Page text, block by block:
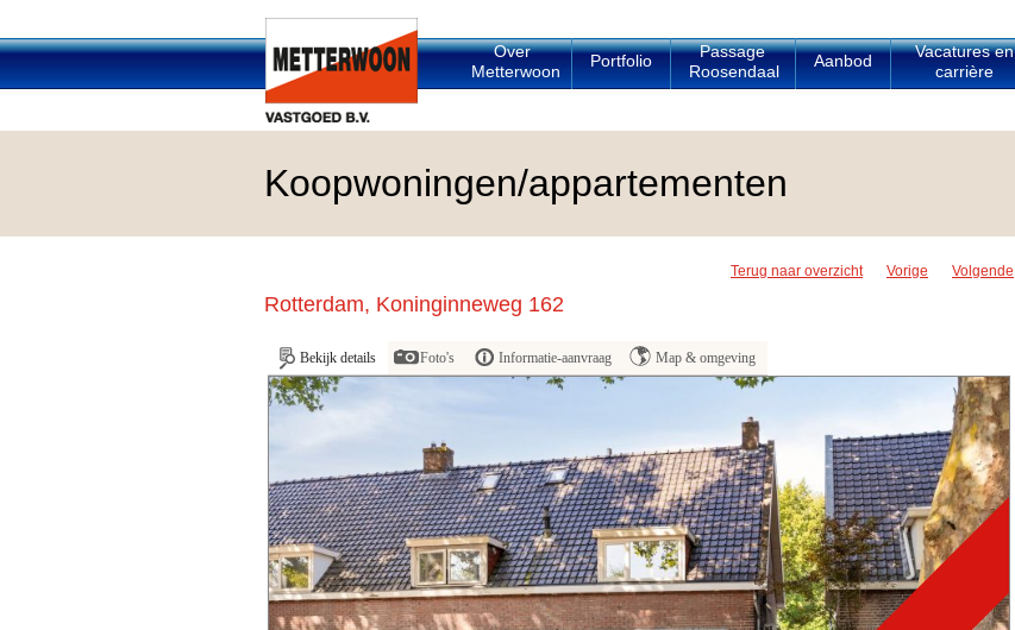
Over
Metterwoon
Portfolio
Passage
Roosendaal
Aanbod
Vacatures en
carrière
Koopwoningen/appartementen
Terug naar overzicht Vorige Volgende
Rotterdam, Koninginneweg 162
Bekijk details Foto's Informatie-aanvraag Map & omgeving